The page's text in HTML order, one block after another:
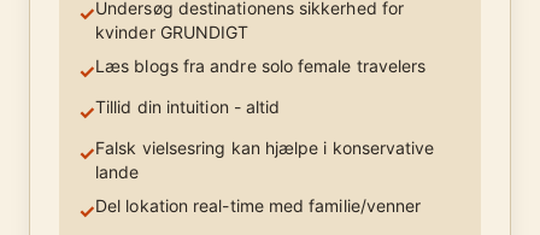
✓Undersøg destinationens sikkerhed for
kvinder GRUNDIGT
✓Læs blogs fra andre solo female travelers
✓Tillid din intuition - altid
✓Falsk vielsesring kan hjælpe i konservative
lande
✓Del lokation real-time med familie/venner